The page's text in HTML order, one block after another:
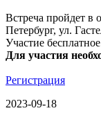
Встреча пройдет в
Петербург, ул.
Участие
Для участия
Регистрация
2023-09-18